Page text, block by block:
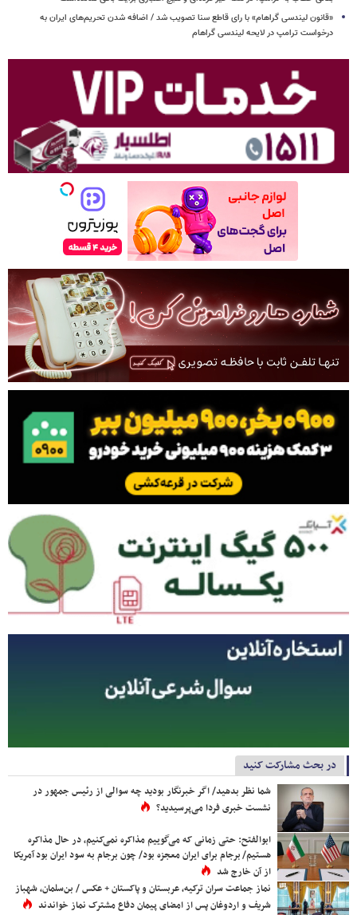
«قانون لیندسی گراهام» با رای قاطع سنا تصویب شد / اضافه شدن تحریم‌های ایران به
درخواست ترامپ در لایحه لیندسی گراهام
در بحث مشارکت کنید
شما نظر بدهید/ اگر خبرنگار بودید چه سوالی از رئیس جمهور در
نشست خبری فردا می‌پرسیدید؟
ابوالفتح: حتی زمانی که می‌گوییم مذاکره نمی‌کنیم، در حال مذاکره
هستیم/ برجام برای ایران معجزه بود/ چون برجام به سود ایران بود آمریکا
از آن خارج شد
نماز جماعت سران ترکیه، عربستان و پاکستان + عکس / بن‌سلمان، شهباز
شریف و اردوغان پس از امضای پیمان دفاع مشترک نماز خواندند